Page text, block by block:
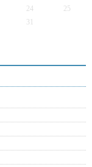
24
25
31